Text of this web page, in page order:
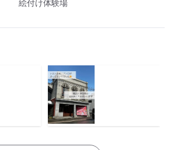
絵付け体験場